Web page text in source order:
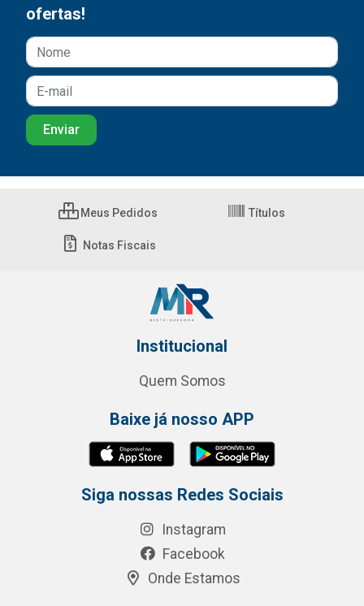
ofertas!
Meus Pedidos Títulos
Notas Fiscais
Institucional
Quem Somos
Baixe já nosso APP
Siga nossas Redes Sociais
Instagram
Facebook
Onde Estamos